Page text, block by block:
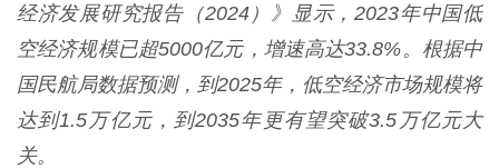
经济发展研究报告（2024）》显示，2023年中国低
空经济规模已超5000亿元，增速高达33.8%。根据中
国民航局数据预测，到2025年，低空经济市场规模将
达到1.5万亿元，到2035年更有望突破3.5万亿元大
关。